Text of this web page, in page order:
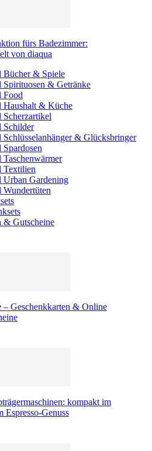
fürs Badezimmer:
von diaqua
Bücher & Spiele
Spirituosen & Getränke
Food
Haushalt & Küche
Scherzartikel
Schilder
Schlüsselanhänger & Glücksbringer
Taschenwärmer
Textilien
Urban Gardening
Wundertüten
& Gutscheine
– Geschenkkarten & Online
kompakt im
Espresso-Genuss